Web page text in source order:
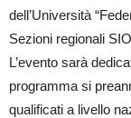
dell’Università
Sezioni regionali
L’evento sarà
programma si
qualificati a livello